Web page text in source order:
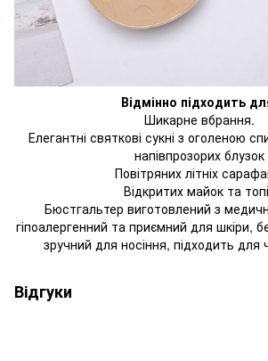
Відмінно підходить
Шикарне вбрання.
Елегантні святкові сукні з оголеною
напівпрозорих блузок
Повітряних літніх
Відкритих майок та
Бюстгальтер виготовлений з
гіпоалергенний та приємний для шкіри,
зручний для носіння, підходить для
Відгуки